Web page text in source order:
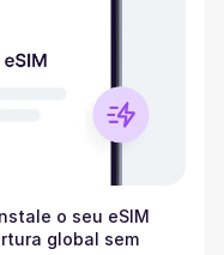
o seu eSIM
global sem